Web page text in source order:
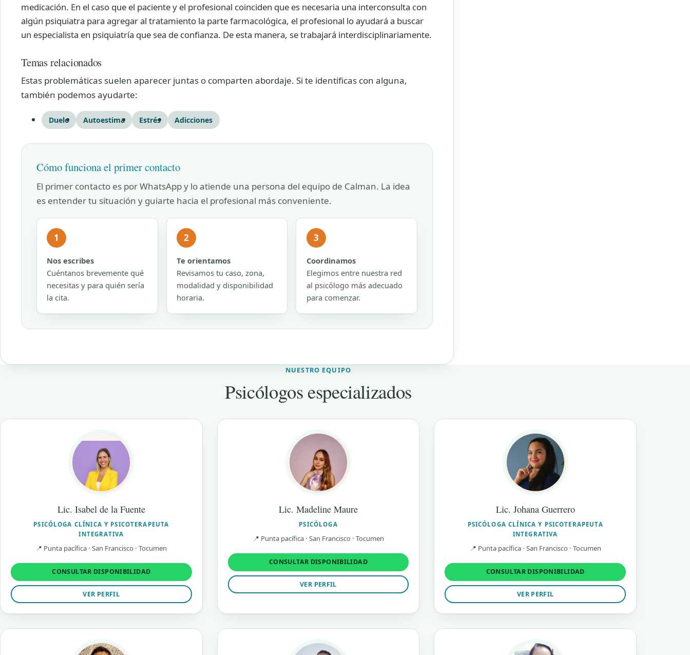
medicación. En el caso que el paciente y el profesional coinciden que es necesaria una interconsulta con
algún psiquiatra para agregar al tratamiento la parte farmacológica, el profesional lo ayudará a buscar
un especialista en psiquiatría que sea de confianza. De esta manera, se trabajará interdisciplinariamente.
Temas relacionados
Estas problemáticas suelen aparecer juntas o comparten abordaje. Si te identificas con alguna,
también podemos ayudarte:
Duelo Autoestima Estrés Adicciones
Cómo funciona el primer contacto
El primer contacto es por WhatsApp y lo atiende una persona del equipo de Calman. La idea
es entender tu situación y guiarte hacia el profesional más conveniente.
1
Nos escribes
Cuéntanos brevemente qué
necesitas y para quién sería
la cita.
2
Te orientamos
Revisamos tu caso, zona,
modalidad y disponibilidad
horaria.
3
Coordinamos
Elegimos entre nuestra red
al psicólogo más adecuado
para comenzar.
NUESTRO EQUIPO
Psicólogos especializados
Lic. Isabel de la Fuente
PSICÓLOGA CLÍNICA Y PSICOTERAPEUTA
INTEGRATIVA
📍 Punta pacífica · San Francisco · Tocumen
CONSULTAR DISPONIBILIDAD
VER PERFIL
Lic. Madeline Maure
PSICÓLOGA
📍 Punta pacífica · San Francisco · Tocumen
CONSULTAR DISPONIBILIDAD
VER PERFIL
Lic. Johana Guerrero
PSICÓLOGA CLÍNICA Y PSICOTERAPEUTA
INTEGRATIVA
📍 Punta pacífica · San Francisco · Tocumen
CONSULTAR DISPONIBILIDAD
VER PERFIL